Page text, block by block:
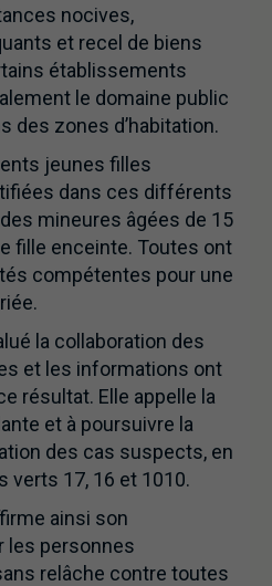
nocives,
et recel de biens
établissements
le domaine public
des zones d’habitation.
jeunes filles
dans ces différents
mineures âgées de 15
fille enceinte. Toutes ont
compétentes pour une
la collaboration des
et les informations ont
résultat. Elle appelle la
et à poursuivre la
des cas suspects, en
verts 17, 16 et 1010.
ainsi son
les personnes
relâche contre toutes